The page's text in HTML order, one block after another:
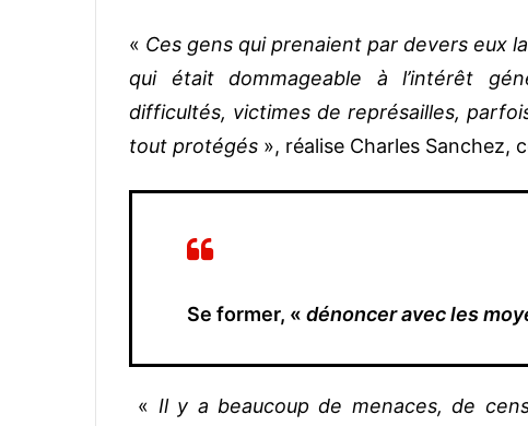
« Ces gens qui prenaient par devers eux
qui était dommageable à l’intérêt
difficultés, victimes de représailles,
tout protégés », réalise Charles Sanchez,
Se former, « dénoncer avec les
« Il y a beaucoup de menaces, de